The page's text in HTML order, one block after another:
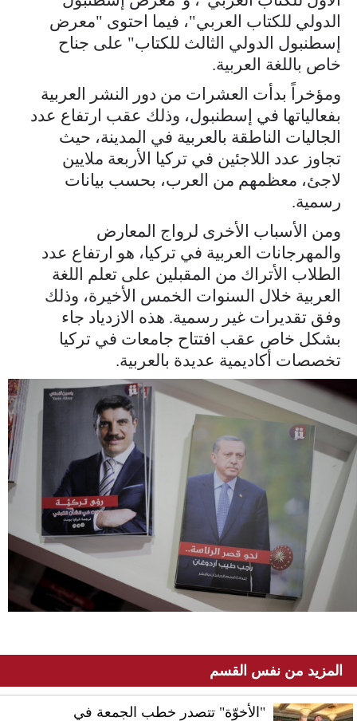
الدولي للكتاب العربي"، فيما احتوى "معرض
إسطنبول الدولي الثالث للكتاب" على جناح
خاص باللغة العربية.
ومؤخراً بدأت العشرات من دور النشر العربية
بفعالياتها في إسطنبول، وذلك عقب ارتفاع عدد
الجاليات الناطقة بالعربية في المدينة، حيث
تجاوز عدد اللاجئين في تركيا الأربعة ملايين
لاجئ، معظمهم من العرب، بحسب بيانات
رسمية.
ومن الأسباب الأخرى لرواج المعارض
والمهرجانات العربية في تركيا، هو ارتفاع عدد
الطلاب الأتراك من المقبلين على تعلم اللغة
العربية خلال السنوات الخمس الأخيرة، وذلك
وفق تقديرات غير رسمية. هذه الازدياد جاء
بشكل خاص عقب افتتاح جامعات في تركيا
تخصصات أكاديمية عديدة بالعربية.
1-26.jpg
المزيد من نفس القسم
"الأخوّة" تتصدر خطب الجمعة في